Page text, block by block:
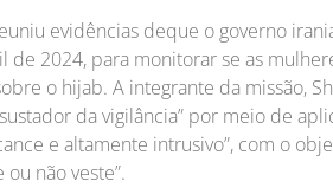
evidências deque o governo
de 2024, para monitorar se as
o hijab. A integrante da missão,
da vigilância” por meio de
e altamente intrusivo”, com o
não veste”.